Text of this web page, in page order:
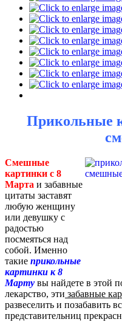
Прикольные
Смешные
картинки с 8
Марта и забавные
цитаты заставят
любую женщину
или девушку с
радостью
посмеяться над
собой. Именно
такие прикольные
картинки к 8
Марту вы найдете в этой
лекарство, эти забавные
развеселить и позабавить
представительниц